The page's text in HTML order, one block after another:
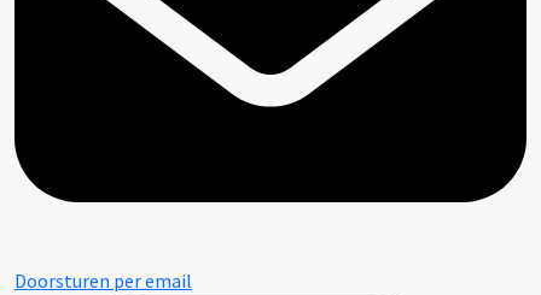
Doorsturen per email